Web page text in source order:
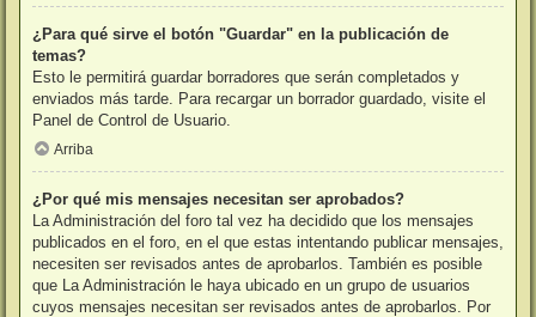
¿Para qué sirve el botón "Guardar" en la publicación de
temas?
Esto le permitirá guardar borradores que serán completados y
enviados más tarde. Para recargar un borrador guardado, visite el
Panel de Control de Usuario.
Arriba
¿Por qué mis mensajes necesitan ser aprobados?
La Administración del foro tal vez ha decidido que los mensajes
publicados en el foro, en el que estas intentando publicar mensajes,
necesiten ser revisados antes de aprobarlos. También es posible
que La Administración le haya ubicado en un grupo de usuarios
cuyos mensajes necesitan ser revisados antes de aprobarlos. Por